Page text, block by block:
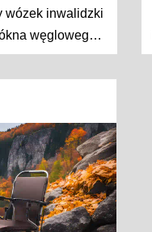
wózek inwalidzki
węglowego i